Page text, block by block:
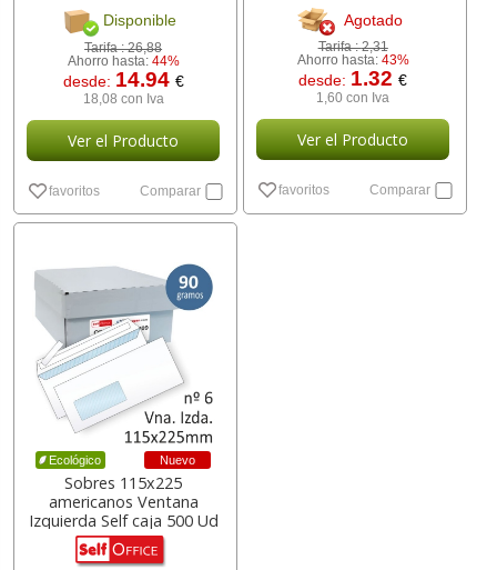
Disponible
Tarifa :26,88
Ahorro hasta: 44%
desde: 14.94 €
18,08 con Iva
Ver el Producto
favoritos Comparar
Agotado
Tarifa :2,31
Ahorro hasta: 43%
desde: 1.32€
1,60 con Iva
Ver el Producto
favoritos Comparar
Ecológico Nuevo
Sobres 115x225
americanos Ventana
Izquierda Self caja 500 Ud